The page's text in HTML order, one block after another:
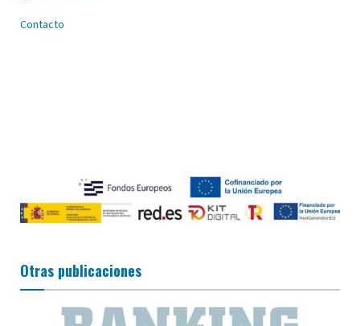
Contacto
Otras publicaciones